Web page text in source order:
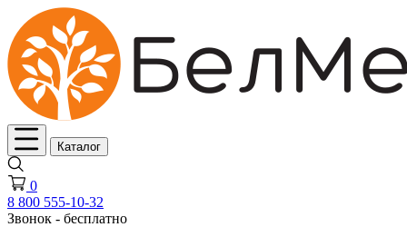
Каталог
0
8 800 555-10-32
Звонок - бесплатно